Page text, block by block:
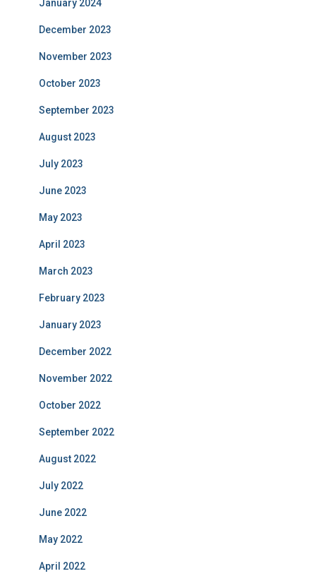
January 2024
December 2023
November 2023
October 2023
September 2023
August 2023
July 2023
June 2023
May 2023
April 2023
March 2023
February 2023
January 2023
December 2022
November 2022
October 2022
September 2022
August 2022
July 2022
June 2022
May 2022
April 2022